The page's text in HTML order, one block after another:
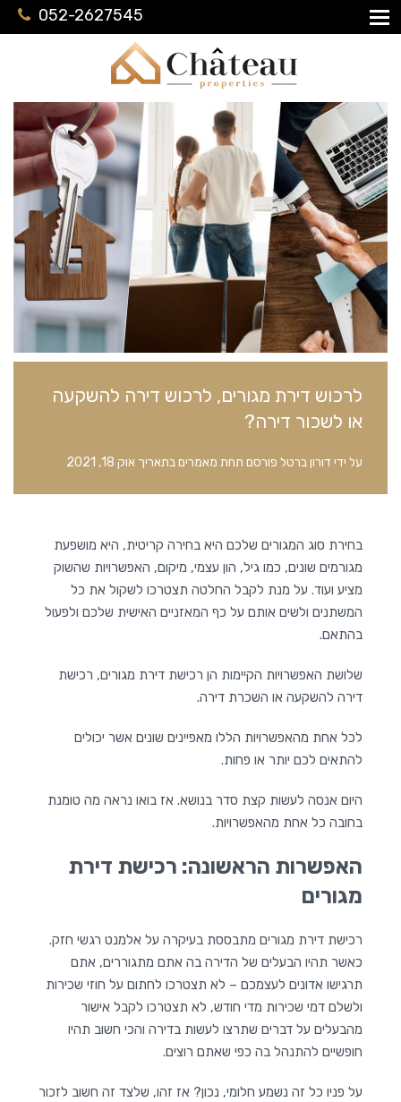
052-2627545
לרכוש דירת מגורים, לרכוש דירה להשקעה
או לשכור דירה?
על ידי דורון ברטל פורסם תחת מאמריםבתאריך אוק 18, 2021
בחירת סוג המגורים שלכם היא בחירה קריטית, היא מושפעת
מגורמים שונים, כמו גיל, הון עצמי, מיקום, האפשרויות שהשוק
מציע ועוד. על מנת לקבל החלטה תצטרכו לשקול את כל
המשתנים ולשים אותם על כף המאזניים האישית שלכם ולפעול
בהתאם.
שלושת האפשרויות הקיימות הן רכישת דירת מגורים, רכישת
דירה להשקעה או השכרת דירה.
לכל אחת מהאפשרויות הללו מאפיינים שונים אשר יכולים
להתאים לכם יותר או פחות.
היום אנסה לעשות קצת סדר בנושא. אז בואו נראה מה טומנת
בחובה כל אחת מהאפשרויות.
האפשרות הראשונה: רכישת דירת
מגורים
רכישת דירת מגורים מתבססת בעיקרה על אלמנט רגשי חזק.
כאשר תהיו הבעלים של הדירה בה אתם מתגוררים, אתם
תרגישו אדונים לעצמכם – לא תצטרכו לחתום על חוזי שכירות
ולשלם דמי שכירות מדי חודש, לא תצטרכו לקבל אישור
מהבעלים על דברים שתרצו לעשות בדירה והכי חשוב תהיו
חופשיים להתנהל בה כפי שאתם רוצים.
על פניו כל זה נשמע חלומי, נכון? אז זהו, שלצד זה חשוב לזכור